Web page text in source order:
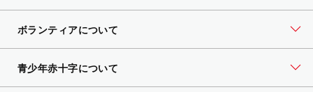
ボランティアについて
青少年赤十字について